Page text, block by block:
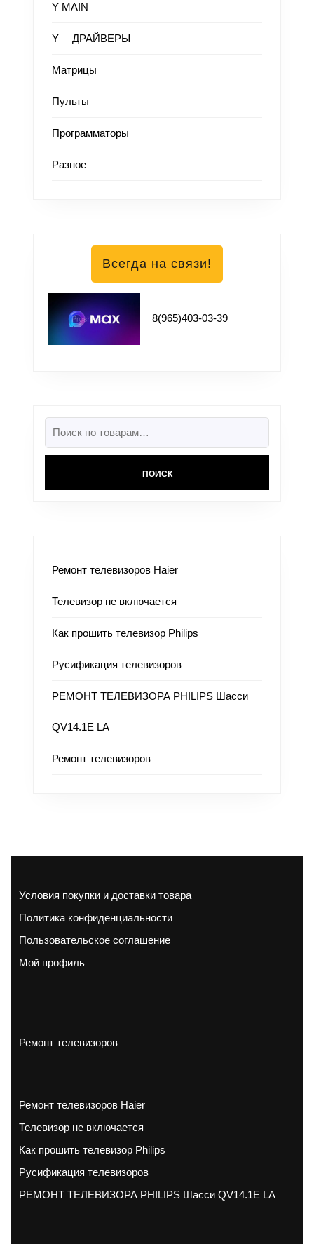
Y MAIN
Y— ДРАЙВЕРЫ
Матрицы
Пульты
Программаторы
Разное
Всегда на связи!
8(965)403-03-39
ПОИСК
Ремонт телевизоров Haier
Телевизор не включается
Как прошить телевизор Philips
Русификация телевизоров
РЕМОНТ ТЕЛЕВИЗОРА PHILIPS Шасси
QV14.1E LA
Ремонт телевизоров
Условия покупки и доставки товара
Политика конфиденциальности
Пользовательское соглашение
Мой профиль
Ремонт телевизоров
Ремонт телевизоров Haier
Телевизор не включается
Как прошить телевизор Philips
Русификация телевизоров
РЕМОНТ ТЕЛЕВИЗОРА PHILIPS Шасси QV14.1E LA